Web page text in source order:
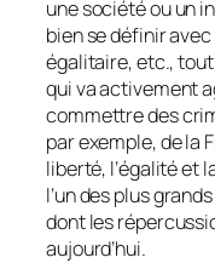
une société ou un
bien se définir
égalitaire, etc.,
qui va activement
commettre des
par exemple, de la
liberté, l’égalité et
l’un des plus
dont les
aujourd’hui.